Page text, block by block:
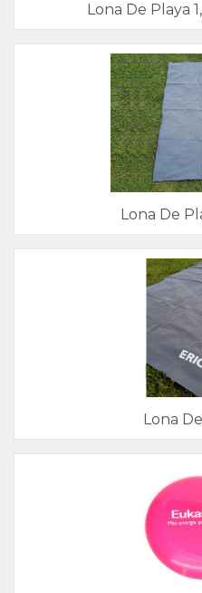
Lona De Playa
Lona De
Lona